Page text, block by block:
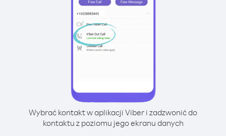
Wybrać kontakt w aplikacji Viber i zadzwonić do
kontaktu z poziomu jego ekranu danych